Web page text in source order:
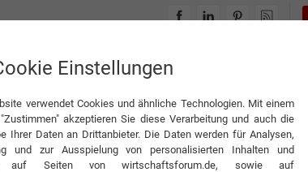
INTERVIEWS
Einstellungen
verwendet Cookies und ähnliche Technologien. Mit einem
akzeptieren Sie diese Verarbeitung und auch die
Ihrer Daten an Drittanbieter. Die Daten werden für Analysen,
und zur Ausspielung von personalisierten Inhalten und
auf Seiten von wirtschaftsforum.de, sowie auf